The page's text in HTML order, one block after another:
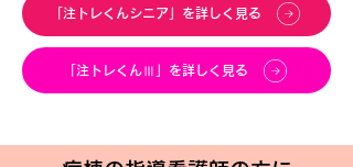
「注トレくんシニア」を詳しく見る
「注トレくんⅢ」を詳しく見る